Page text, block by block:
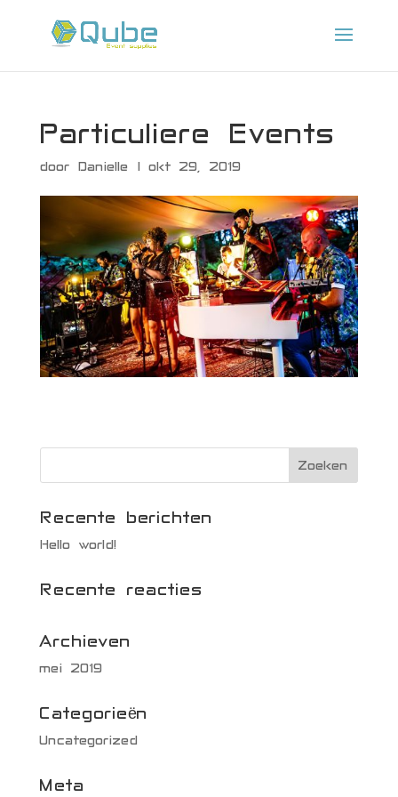
Particuliere Events
door Danielle |okt 29, 2019
Recente berichten
Hello world!
Recente reacties
Archieven
mei 2019
Categorieën
Uncategorized
Meta